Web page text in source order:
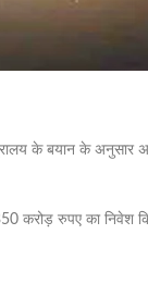
के बयान के अनुसार
करोड़ रुपए का